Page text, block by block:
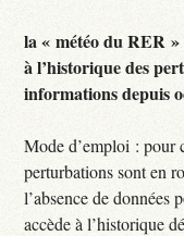
la « météo du RER
à l’historique des
informations depuis
Mode d’emploi : pour
perturbations sont en
l’absence de données
accède à l’historique